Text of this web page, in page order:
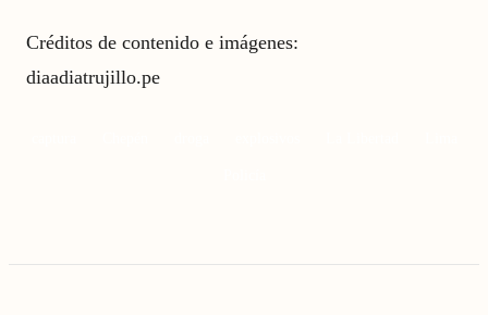
Créditos de contenido e imágenes:
diaadiatrujillo.pe